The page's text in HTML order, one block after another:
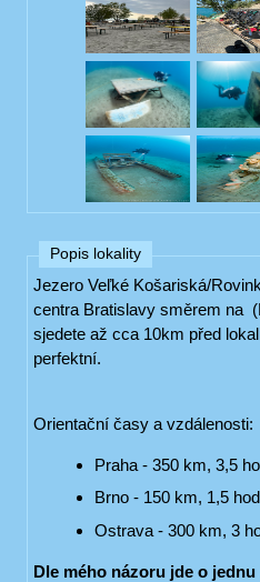
Popis lokality
Jezero Veľké Košariská/
centra Bratislavy směrem na
sjedete až cca 10km před
perfektní.
Orientační časy a vzdálenosti:
Praha - 350 km, 3,5
Brno - 150 km, 1,5 hod
Ostrava - 300 km, 3
Dle mého názoru jde o